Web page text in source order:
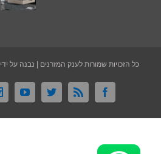
כל הזכויות שמורות לענק המזרנים | נבנה על ידי seo-tip בניית חנות וירטואלית